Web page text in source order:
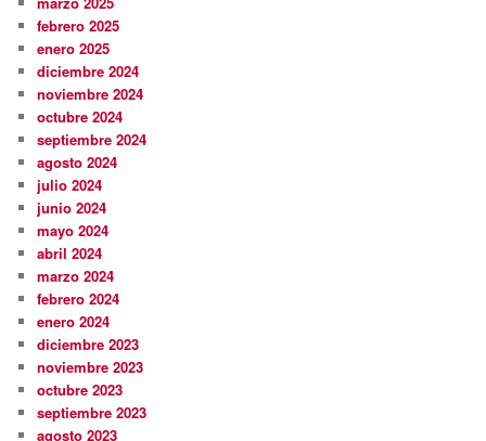
febrero 2025
enero 2025
diciembre 2024
noviembre 2024
octubre 2024
septiembre 2024
agosto 2024
julio 2024
junio 2024
mayo 2024
abril 2024
marzo 2024
febrero 2024
enero 2024
diciembre 2023
noviembre 2023
octubre 2023
septiembre 2023
agosto 2023